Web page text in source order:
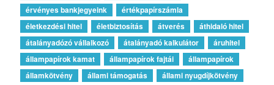
érvényes bankjegyeink
értékpapírszámla
életkezdési hitel
életbiztosítás átverés
áthidaló hitel
átalányadózó vállalkozó
átalányadó kalkulátor
áruhitel
állampapírok kamat
állampapírok fajtái
állampapírok
államkötvény
állami támogatás
állami nyugdíjkötvény